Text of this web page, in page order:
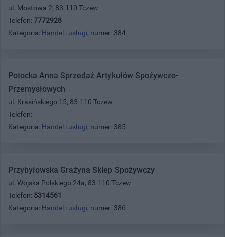
ul. Mostowa 2, 83-110 Tczew
Telefon: 7772928
Kategoria: Handel i usługi, numer: 384
Potocka Anna Sprzedaż Artykułów Spożywczo-
Przemysłowych
ul. Krasińskiego 15, 83-110 Tczew
Telefon:
Kategoria: Handel i usługi, numer: 385
Przybyłowska Grażyna Sklep Spożywczy
ul. Wojska Polskiego 24a, 83-110 Tczew
Telefon: 5314561
Kategoria: Handel i usługi, numer: 386